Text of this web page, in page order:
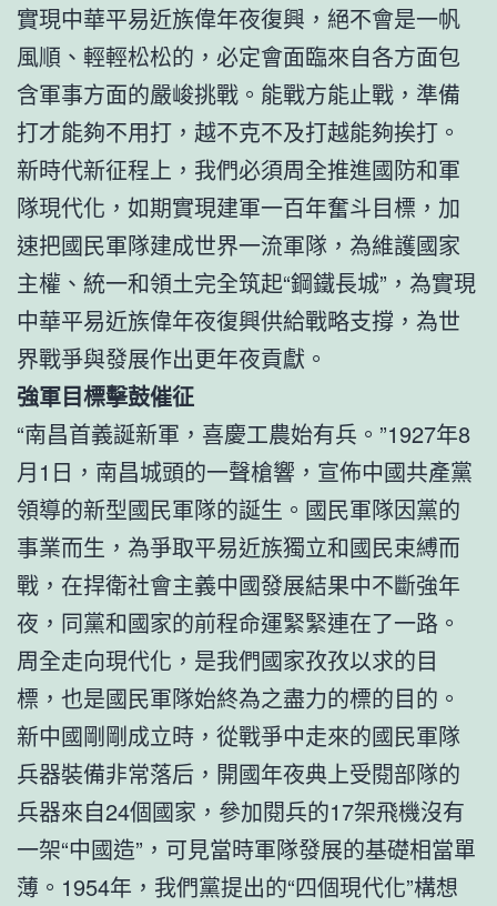
實現中華平易近族偉年夜復興，絕不會是一帆
風順、輕輕松松的，必定會面臨來自各方面包
含軍事方面的嚴峻挑戰。能戰方能止戰，準備
打才能夠不用打，越不克不及打越能夠挨打。
新時代新征程上，我們必須周全推進國防和軍
隊現代化，如期實現建軍一百年奮斗目標，加
速把國民軍隊建成世界一流軍隊，為維護國家
主權、統一和領土完全筑起“鋼鐵長城”，為實現
中華平易近族偉年夜復興供給戰略支撐，為世
界戰爭與發展作出更年夜貢獻。
強軍目標擊鼓催征
“南昌首義誕新軍，喜慶工農始有兵。”1927年8
月1日，南昌城頭的一聲槍響，宣佈中國共產黨
領導的新型國民軍隊的誕生。國民軍隊因黨的
事業而生，為爭取平易近族獨立和國民束縛而
戰，在捍衛社會主義中國發展結果中不斷強年
夜，同黨和國家的前程命運緊緊連在了一路。
周全走向現代化，是我們國家孜孜以求的目
標，也是國民軍隊始終為之盡力的標的目的。
新中國剛剛成立時，從戰爭中走來的國民軍隊
兵器裝備非常落后，開國年夜典上受閱部隊的
兵器來自24個國家，參加閱兵的17架飛機沒有
一架“中國造”，可見當時軍隊發展的基礎相當單
薄。1954年，我們黨提出的“四個現代化”構想